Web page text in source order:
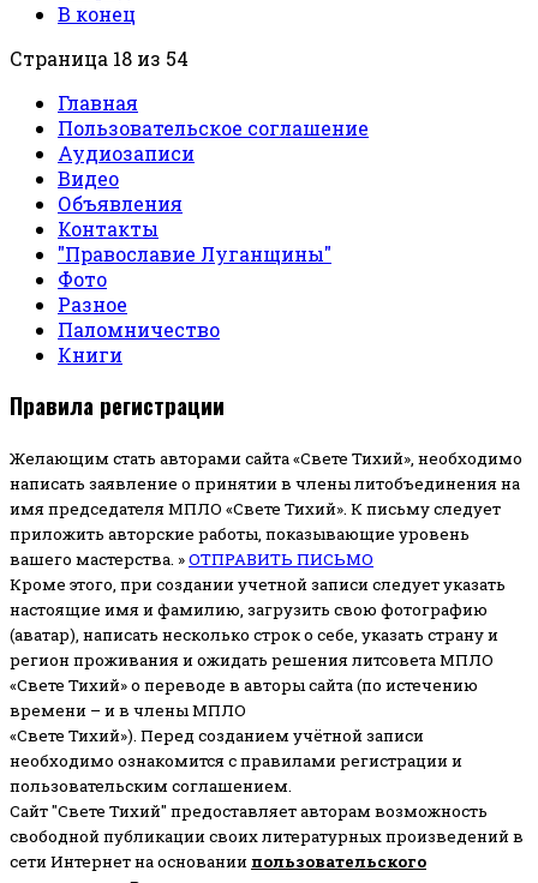
В конец
Страница 18 из 54
Главная
Пользовательское соглашение
Аудиозаписи
Видео
Объявления
Контакты
"Православие Луганщины"
Фото
Разное
Паломничество
Книги
Правила регистрации
Желающим стать авторами сайта «Свете Тихий», необходимо
написать заявление о принятии в члены литобъединения на
имя председателя МПЛО «Свете Тихий». К письму следует
приложить авторские работы, показывающие уровень
вашего мастерства. »ОТПРАВИТЬ ПИСЬМО
Кроме этого, при создании учетной записи следует указать
настоящие имя и фамилию, загрузить свою фотографию
(аватар), написать несколько строк о себе, указать страну и
регион проживания и ожидать решения литсовета МПЛО
«Свете Тихий» о переводе в авторы сайта (по истечению
времени – и в члены МПЛО
«Свете Тихий»). Перед созданием учётной записи
необходимо ознакомится с правилами регистрации и
пользовательским соглашением.
Сайт "Свете Тихий" предоставляет авторам возможность
свободной публикации своих литературных произведений в
сети Интернет на основании пользовательского